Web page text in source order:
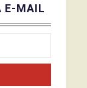
E-MAIL